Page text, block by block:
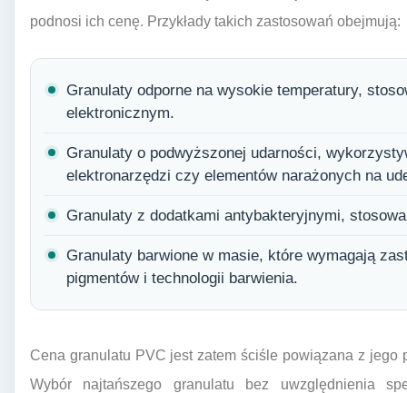
podnosi ich cenę. Przykłady takich zastosowań obejmują:
Granulaty odporne na wysokie temperatury,
elektronicznym.
Granulaty o podwyższonej udarności,
elektronarzędzi czy elementów narażonych na
Granulaty z dodatkami antybakteryjnymi,
Granulaty barwione w masie, które wymagają
pigmentów i technologii barwienia.
Cena granulatu PVC jest zatem ściśle powiązana z jego
Wybór najtańszego granulatu bez uwzględnienia